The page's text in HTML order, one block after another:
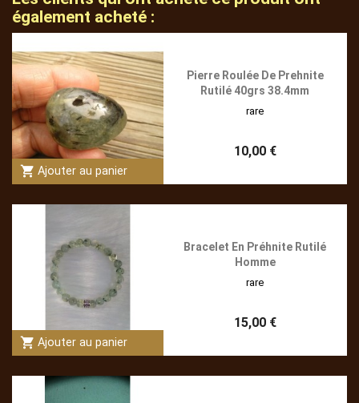
également acheté :
shopping_cart Ajouter au panier
Pierre Roulée De Prehnite
Rutilé 40grs 38.4mm
rare
10,00 €
shopping_cart Ajouter au panier
Bracelet En Préhnite Rutilé
Homme
rare
15,00 €